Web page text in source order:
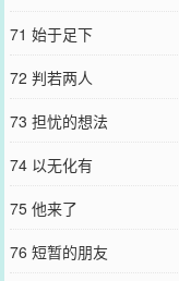
71 始于足下
72 判若两人
73 担忧的想法
74 以无化有
75 他来了
76 短暂的朋友